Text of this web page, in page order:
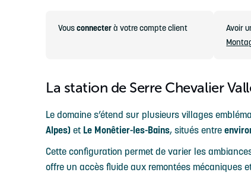
Vousconnecterà votre compte client Avoir
La station de Serre Chevalier
Le domaine s’étend sur plusieurs villages
Alpes) et Le Monêtier-les-Bains, situés entre
Cette configuration permet de varier les
offre un accès fluide aux remontées mécaniques